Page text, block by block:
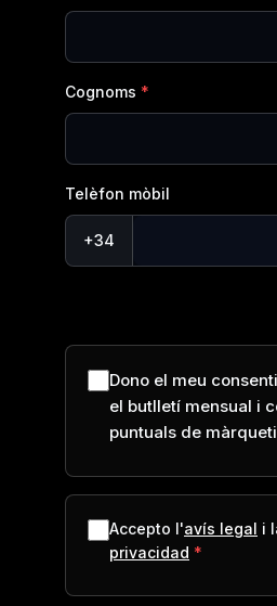
Cognoms
Telèfon mòbil
+34
Dono el meu
el butlletí mensual i
puntuals de
Accepto l'avís legal i
privacidad